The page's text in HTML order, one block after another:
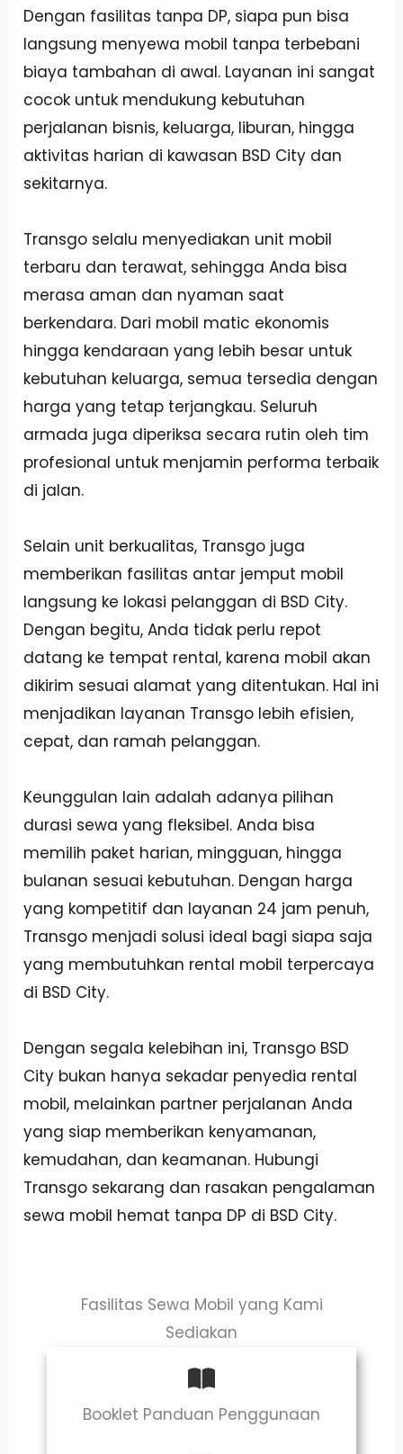
Dengan fasilitas tanpa DP, siapa pun bisa
langsung menyewa mobil tanpa terbebani
biaya tambahan di awal. Layanan ini sangat
cocok untuk mendukung kebutuhan
perjalanan bisnis, keluarga, liburan, hingga
aktivitas harian di kawasan BSD City dan
sekitarnya.
Transgo selalu menyediakan unit mobil
terbaru dan terawat, sehingga Anda bisa
merasa aman dan nyaman saat
berkendara. Dari mobil matic ekonomis
hingga kendaraan yang lebih besar untuk
kebutuhan keluarga, semua tersedia dengan
harga yang tetap terjangkau. Seluruh
armada juga diperiksa secara rutin oleh tim
profesional untuk menjamin performa terbaik
di jalan.
Selain unit berkualitas, Transgo juga
memberikan fasilitas antar jemput mobil
langsung ke lokasi pelanggan di BSD City.
Dengan begitu, Anda tidak perlu repot
datang ke tempat rental, karena mobil akan
dikirim sesuai alamat yang ditentukan. Hal ini
menjadikan layanan Transgo lebih efisien,
cepat, dan ramah pelanggan.
Keunggulan lain adalah adanya pilihan
durasi sewa yang fleksibel. Anda bisa
memilih paket harian, mingguan, hingga
bulanan sesuai kebutuhan. Dengan harga
yang kompetitif dan layanan 24 jam penuh,
Transgo menjadi solusi ideal bagi siapa saja
yang membutuhkan rental mobil terpercaya
di BSD City.
Dengan segala kelebihan ini, Transgo BSD
City bukan hanya sekadar penyedia rental
mobil, melainkan partner perjalanan Anda
yang siap memberikan kenyamanan,
kemudahan, dan keamanan. Hubungi
Transgo sekarang dan rasakan pengalaman
sewa mobil hemat tanpa DP di BSD City.
Fasilitas Sewa Mobil yang Kami
Sediakan
Booklet Panduan Penggunaan